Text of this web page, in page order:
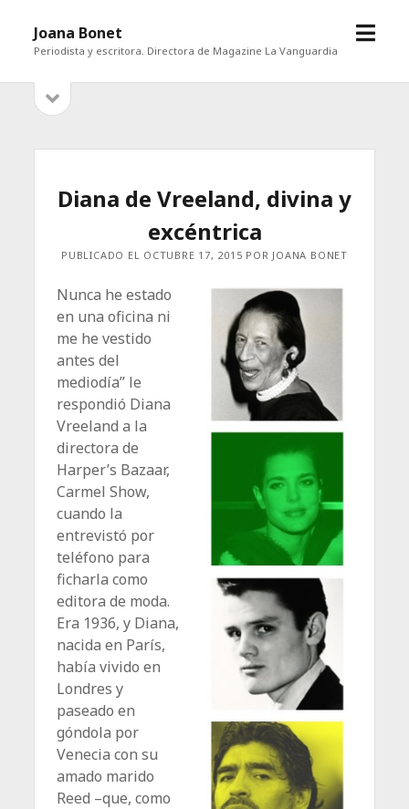
Joana Bonet
Periodista y escritora. Directora de Magazine La Vanguardia
abrir
Barrabarra
Diana de Vreeland, divina y
excéntrica
PUBLICADO EL OCTUBRE 17, 2015 POR JOANA BONET
Nunca he estado
en una oficina ni
me he vestido
antes del
mediodía” le
respondió Diana
Vreeland a la
directora de
Harper’s Bazaar,
Carmel Show,
cuando la
entrevistó por
teléfono para
ficharla como
editora de moda.
Era 1936, y Diana,
nacida en París,
había vivido en
Londres y
paseado en
góndola por
Venecia con su
amado marido
Reed –que, como